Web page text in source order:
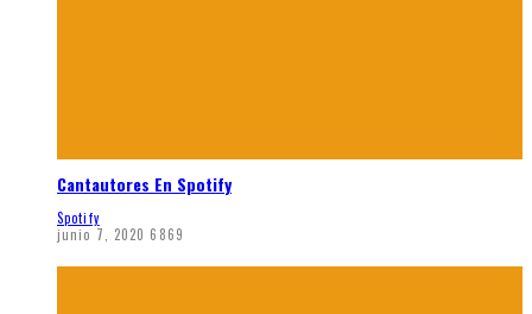
Cantautores En Spotify
Spotify
junio 7, 2020 6869